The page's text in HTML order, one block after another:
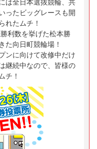
は全日本選抜競輪、共
ったビッグレースも開
れたムチ！
利数を挙げた松本勝
た向日町競輪場！
ンに向けて改修中だけ
継続中なので、皆様の
チ！